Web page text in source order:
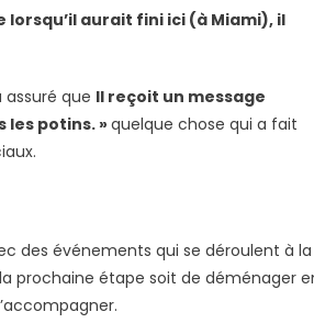
lorsqu’il aurait fini ici (à Miami), il
que Il reçoit un message
les potins. » quelque chose qui a fait
des événements qui se déroulent à la
prochaine étape soit de déménager